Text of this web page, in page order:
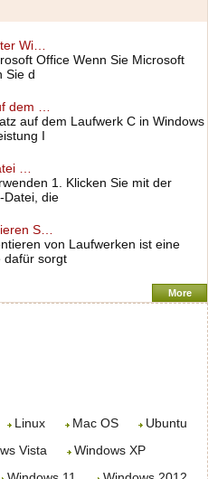
Wi…
Office Wenn Sie Microsoft
Sie d
dem …
auf dem Laufwerk C in Windows
I
…
1. Klicken Sie mit der
Datei, die
S…
von Laufwerken ist eine
dafür sorgt
More
Linux Mac OS
Ubuntu
Vista
Windows XP